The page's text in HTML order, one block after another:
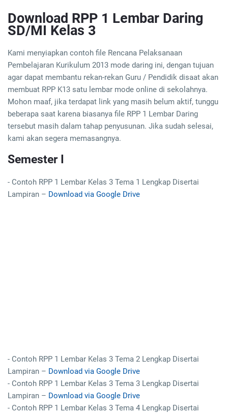
Download RPP 1 Lembar Daring
SD/MI Kelas 3
Kami menyiapkan contoh file Rencana Pelaksanaan
Pembelajaran Kurikulum 2013 mode daring ini, dengan tujuan
agar dapat membantu rekan-rekan Guru / Pendidik disaat akan
membuat RPP K13 satu lembar mode online di sekolahnya.
Mohon maaf, jika terdapat link yang masih belum aktif, tunggu
beberapa saat karena biasanya file RPP 1 Lembar Daring
tersebut masih dalam tahap penyusunan. Jika sudah selesai,
kami akan segera memasangnya.
Semester I
- Contoh RPP 1 Lembar Kelas 3 Tema 1 Lengkap Disertai
Lampiran – Download via Google Drive
- Contoh RPP 1 Lembar Kelas 3 Tema 2 Lengkap Disertai
Lampiran – Download via Google Drive
- Contoh RPP 1 Lembar Kelas 3 Tema 3 Lengkap Disertai
Lampiran – Download via Google Drive
- Contoh RPP 1 Lembar Kelas 3 Tema 4 Lengkap Disertai